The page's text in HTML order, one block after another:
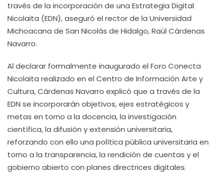
través de la incorporación de una Estrategia Digital
Nicolaita (EDN), aseguró el rector de la Universidad
Michoacana de San Nicolás de Hidalgo, Raúl Cárdenas
Navarro.
Al declarar formalmente inaugurado el Foro Conecta
Nicolaita realizado en el Centro de Información Arte y
Cultura, Cárdenas Navarro explicó que a través de la
EDN se incorporarán objetivos, ejes estratégicos y
metas en torno a la docencia, la investigación
científica, la difusión y extensión universitaria,
reforzando con ello una política pública universitaria en
torno a la transparencia, la rendición de cuentas y el
gobierno abierto con planes directrices digitales.